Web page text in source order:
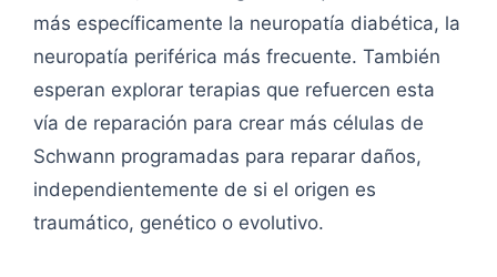
más específicamente la neuropatía diabética, la
neuropatía periférica más frecuente. También
esperan explorar terapias que refuercen esta
vía de reparación para crear más células de
Schwann programadas para reparar daños,
independientemente de si el origen es
traumático, genético o evolutivo.